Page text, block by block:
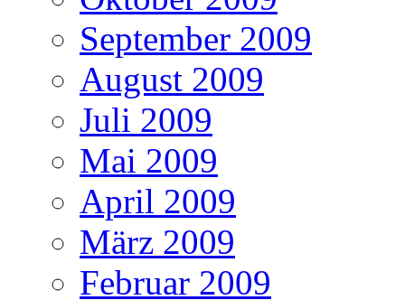
September 2009
August 2009
Juli 2009
Mai 2009
April 2009
März 2009
Februar 2009